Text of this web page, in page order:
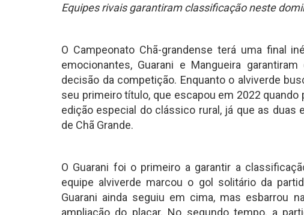
Equipes rivais garantiram classificação neste
O Campeonato Chã-grandense terá uma final
emocionantes, Guarani e Mangueira
decisão da competição. Enquanto o alviverde
seu primeiro título, que escapou em 2022 quando
edição especial do clássico rural, já que as duas
de Chã Grande.
O Guarani foi o primeiro a garantir a
equipe alviverde marcou o gol solitário da
Guarani ainda seguiu em cima, mas esbarrou
ampliação do placar. No segundo tempo, a